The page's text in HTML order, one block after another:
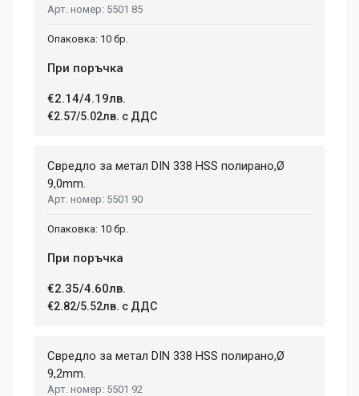
5501 85
10 бр.
При поръчка
€2.14/4.19лв.
€2.57/5.02лв. с ДДС
Свредло за метал DIN 338 HSS полирано,Ø
9,0mm.
5501 90
10 бр.
При поръчка
€2.35/4.60лв.
€2.82/5.52лв. с ДДС
Свредло за метал DIN 338 HSS полирано,Ø
9,2mm.
5501 92